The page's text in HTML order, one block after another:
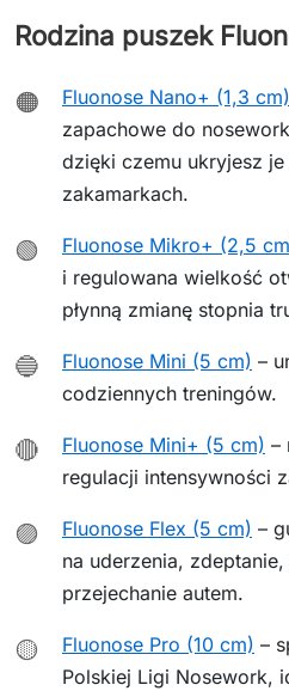
Rodzina puszek
🟠 Fluonose Nano+ (1,3 cm)
zapachowe do
dzięki czemu ukryjesz
zakamarkach.
🟢 Fluonose Mikro+ (2,5
i regulowana wielkość
płynną zmianę stopnia
🔵 Fluonose Mini (5 cm) –
codziennych treningów.
🔴 Fluonose Mini+ (5 cm) –
regulacji intensywności
🟣 Fluonose Flex (5 cm) –
na uderzenia,
przejechanie autem.
🟡 Fluonose Pro (10 cm) –
Polskiej Ligi Nosework,